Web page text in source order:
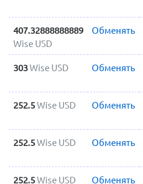
407.32888888889
Wise USD
Обменять
303Wise USD Обменять
252.5Wise USD Обменять
252.5Wise USD Обменять
252.5Wise USD Обменять